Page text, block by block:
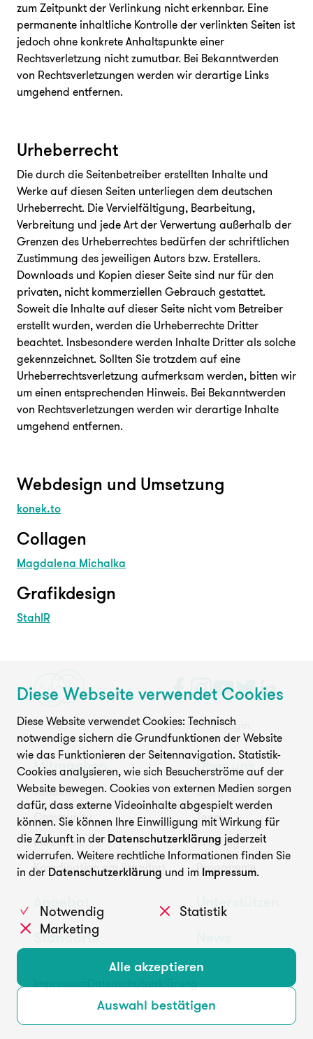
zum Zeitpunkt der Verlinkung nicht erkennbar. Eine
permanente inhaltliche Kontrolle der verlinkten Seiten ist
jedoch ohne konkrete Anhaltspunkte einer
Rechtsverletzung nicht zumutbar. Bei Bekanntwerden
von Rechtsverletzungen werden wir derartige Links
umgehend entfernen.
Urheberrecht
Die durch die Seitenbetreiber erstellten Inhalte und
Werke auf diesen Seiten unterliegen dem deutschen
Urheberrecht. Die Vervielfältigung, Bearbeitung,
Verbreitung und jede Art der Verwertung außerhalb der
Grenzen des Urheberrechtes bedürfen der schriftlichen
Zustimmung des jeweiligen Autors bzw. Erstellers.
Downloads und Kopien dieser Seite sind nur für den
privaten, nicht kommerziellen Gebrauch gestattet.
Soweit die Inhalte auf dieser Seite nicht vom Betreiber
erstellt wurden, werden die Urheberrechte Dritter
beachtet. Insbesondere werden Inhalte Dritter als solche
gekennzeichnet. Sollten Sie trotzdem auf eine
Urheberrechtsverletzung aufmerksam werden, bitten wir
um einen entsprechenden Hinweis. Bei Bekanntwerden
von Rechtsverletzungen werden wir derartige Inhalte
umgehend entfernen.
Webdesign und Umsetzung
konek.to
Collagen
Magdalena Michalka
Grafikdesign
StahlR
FAQ Presse Jobs Login
Mitmachen
Tandem
Community
Ehrenamt
Koordination am Standort
Standorte
Über uns
Story
Team
Wirkung
Programme
Diese Webseite verwendet Cookies
Diese Website verwendet Cookies: Technisch
notwendige sichern die Grundfunktionen der Website
wie das Funktionieren der Seitennavigation. Statistik-
Cookies analysieren, wie sich Besucherströme auf der
Website bewegen. Cookies von externen Medien sorgen
dafür, dass externe Videoinhalte abgespielt werden
können. Sie können Ihre Einwilligung mit Wirkung für
die Zukunft in der Datenschutzerklärung jederzeit
widerrufen. Weitere rechtliche Informationen finden Sie
in der Datenschutzerklärung und im Impressum.
Notwendig
Statistik
Marketing
Alle akzeptieren
Auswahl bestätigen